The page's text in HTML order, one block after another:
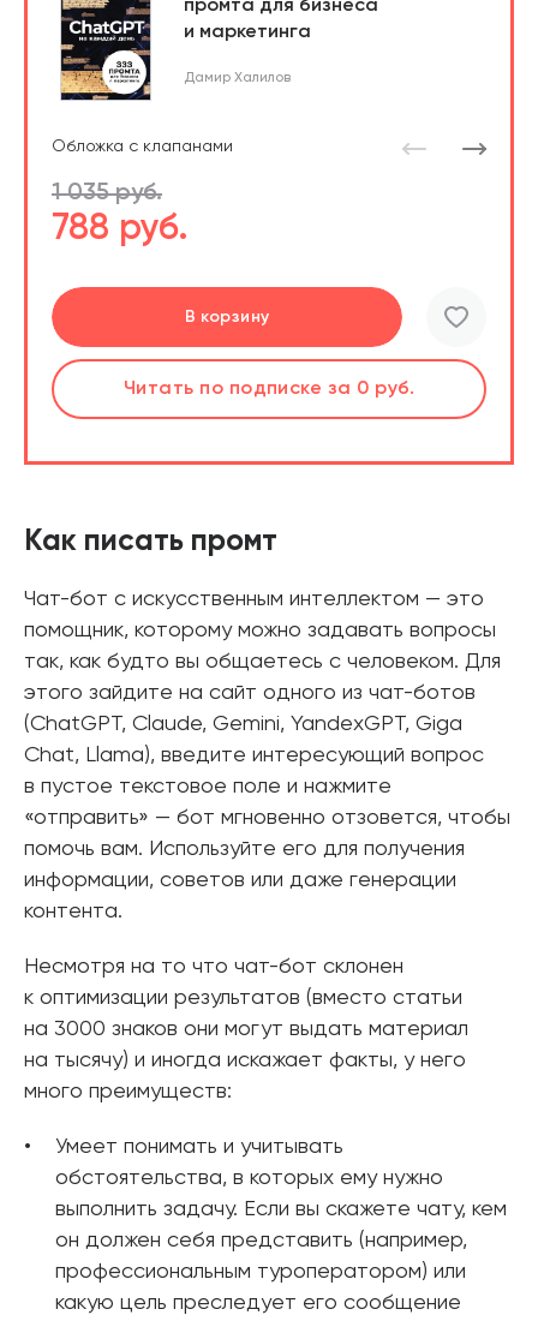
промта для бизнеса
и маркетинга
Дамир Халилов
Обложка с клапанами
1 035 руб.
788 руб.
В корзину
В корзине
Читать по подписке за 0 руб.
Перейти
Читать по подписке за 0 руб.
Перейти
Слушатьпо подпискеза 0 руб.
Как писать промт
Чат-бот с искусственным интеллектом — это
помощник, которому можно задавать вопросы
так, как будто вы общаетесь с человеком. Для
этого зайдите на сайт одного из чат-ботов
(ChatGPT, Claude, Gemini, YandexGPT, Giga
Chat, Llama), введите интересующий вопрос
в пустое текстовое поле и нажмите
«отправить» — бот мгновенно отзовется, чтобы
помочь вам. Используйте его для получения
информации, советов или даже генерации
контента.
Несмотря на то что чат-бот склонен
к оптимизации результатов (вместо статьи
на 3000 знаков они могут выдать материал
на тысячу) и иногда искажает факты, у него
много преимуществ:
Умеет понимать и учитывать
обстоятельства, в которых ему нужно
выполнить задачу. Если вы скажете чату, кем
он должен себя представить (например,
профессиональным туроператором) или
какую цель преследует его сообщение